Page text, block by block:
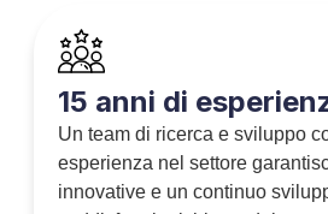
15 anni di
Un team di ricerca e sviluppo
esperienza nel settore
innovative e un continuo